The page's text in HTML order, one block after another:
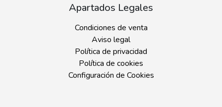
Apartados Legales
Condiciones de venta
Aviso legal
Política de privacidad
Política de cookies
Configuración de Cookies